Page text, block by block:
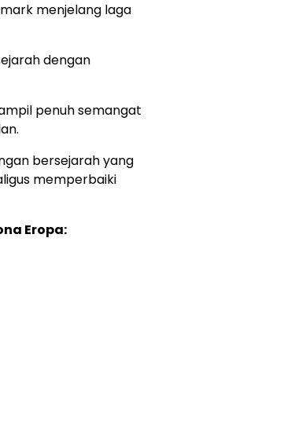
menjelang laga
dengan
penuh semangat
bersejarah yang
memperbaiki
Eropa: